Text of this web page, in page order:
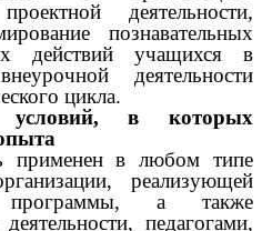
деятельности,
познавательных
действий учащихся в
деятельности
цикла.
условий, в которых
применен в любом типе
, реализующей
программы, а также
педагогами,